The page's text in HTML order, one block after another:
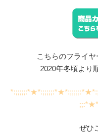
こちらのフライ
2020年冬頃より
ぜひ